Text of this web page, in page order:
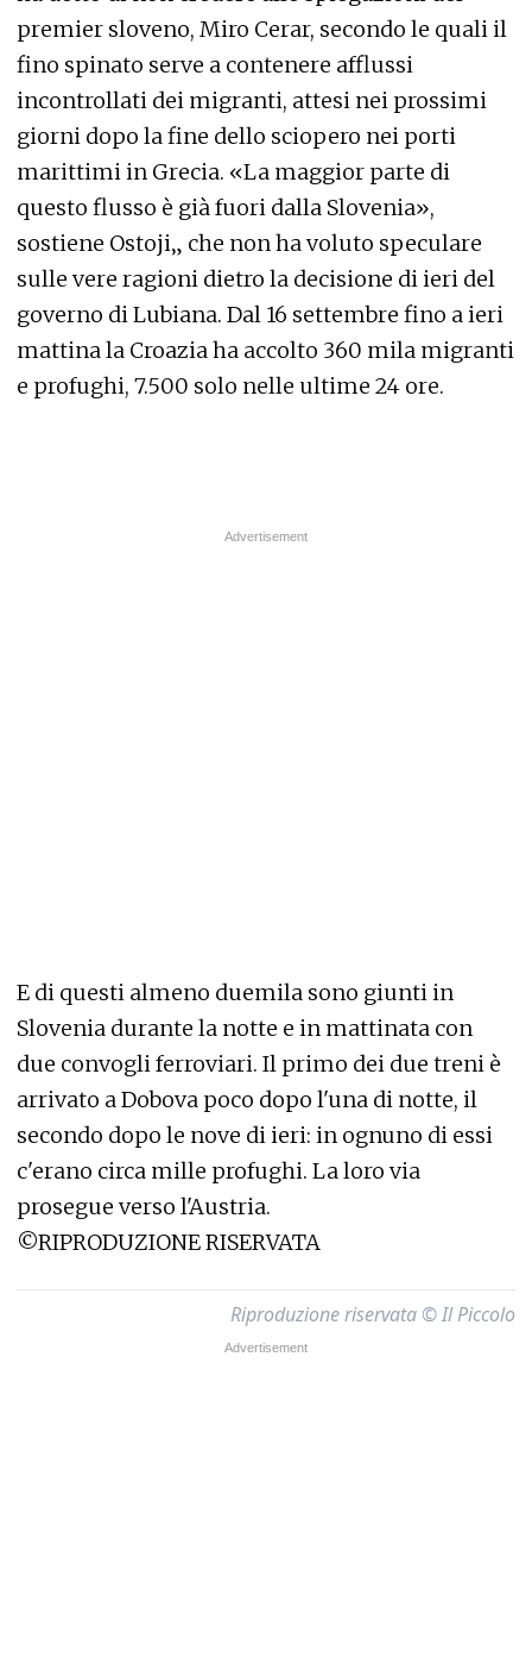
premier sloveno, Miro Cerar, secondo le quali il
fino spinato serve a contenere afflussi
incontrollati dei migranti, attesi nei prossimi
giorni dopo la fine dello sciopero nei porti
marittimi in Grecia. «La maggior parte di
questo flusso è già fuori dalla Slovenia»,
sostiene Ostoji„ che non ha voluto speculare
sulle vere ragioni dietro la decisione di ieri del
governo di Lubiana. Dal 16 settembre fino a ieri
mattina la Croazia ha accolto 360 mila migranti
e profughi, 7.500 solo nelle ultime 24 ore.
E di questi almeno duemila sono giunti in
Slovenia durante la notte e in mattinata con
due convogli ferroviari. Il primo dei due treni è
arrivato a Dobova poco dopo l'una di notte, il
secondo dopo le nove di ieri: in ognuno di essi
c'erano circa mille profughi. La loro via
prosegue verso l'Austria.
©RIPRODUZIONE RISERVATA
Riproduzione riservata © Il Piccolo